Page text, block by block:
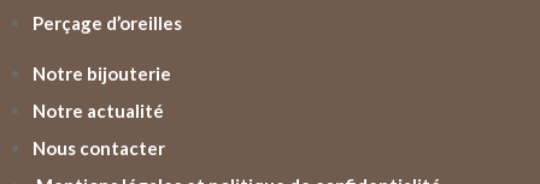
Perçage d’oreilles
Notre bijouterie
Notre actualité
Nous contacter